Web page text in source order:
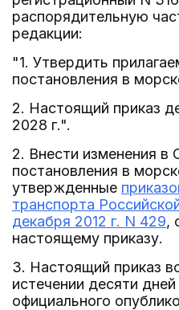
распорядительную
редакции:
"1. Утвердить
постановления в
2. Настоящий приказ
2028 г.".
2. Внести изменения в
постановления в
утвержденные
транспорта
декабря 2012 г. N 429,
настоящему приказу.
3. Настоящий приказ
истечении десяти
официального